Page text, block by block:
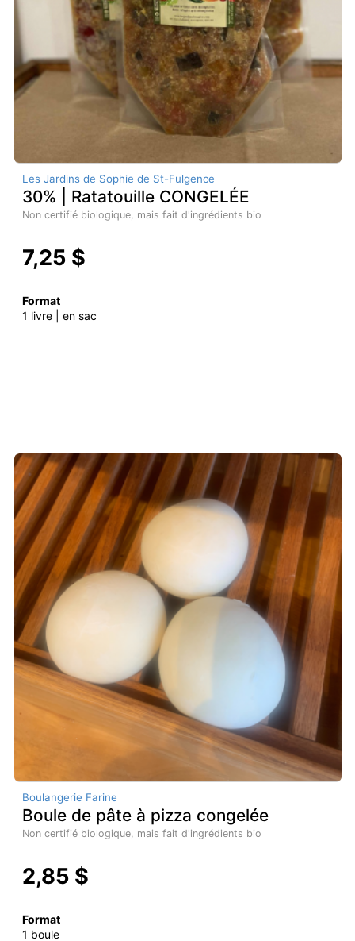
Les Jardins de Sophie de St-Fulgence
30% | Ratatouille CONGELÉE
Non certifié biologique, mais fait d'ingrédients bio
7,25 $
Format
1 livre | en sac
Boulangerie Farine
Boule de pâte à pizza congelée
Non certifié biologique, mais fait d'ingrédients bio
2,85 $
Format
1 boule